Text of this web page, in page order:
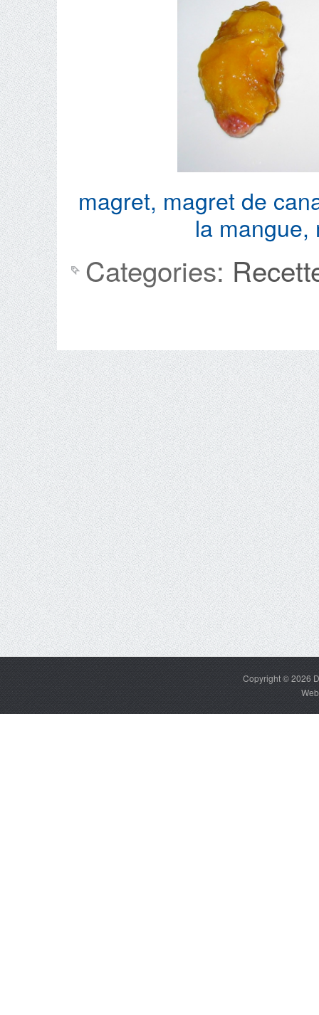
magret, magret de
la mangue,
Categories:
Copyright © 2026